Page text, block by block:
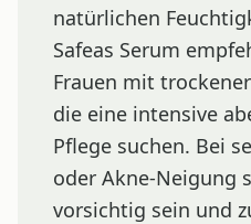
natürlichen
Safeas Serum
Frauen mit
die eine intensive
Pflege suchen. Bei
oder Akne-Neigung
vorsichtig sein und